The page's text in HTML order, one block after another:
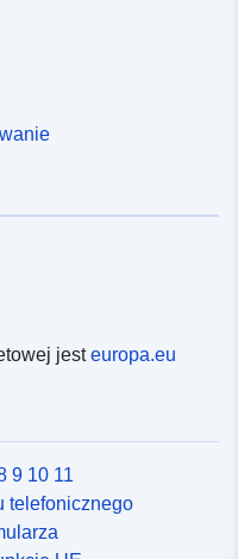
jesteuropa.eu
9 10 11
telefonicznego